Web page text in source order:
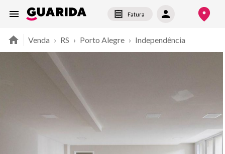
Fatura
Venda › RS › Porto Alegre › Independência